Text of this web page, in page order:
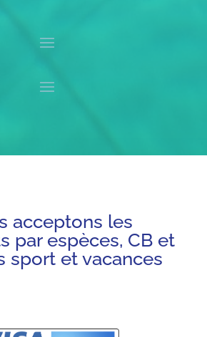
acceptons les
par espèces, CB et
sport et vacances